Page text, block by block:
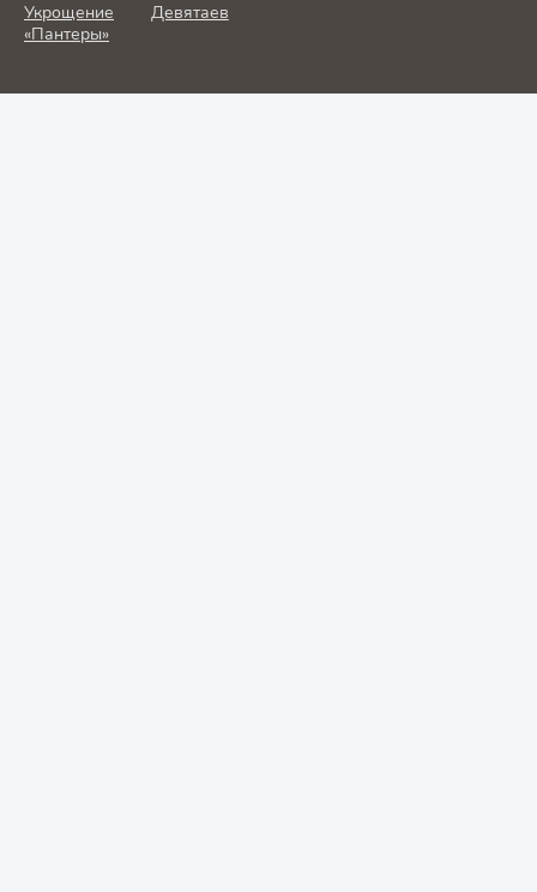
Укрощение
«Пантеры»
Девятаев